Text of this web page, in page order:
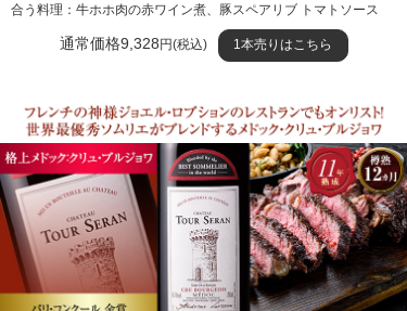
合う料理：牛ホホ肉の赤ワイン煮、豚スペアリブ トマトソース
通常価格9,328円(税込) 1本売りはこちら